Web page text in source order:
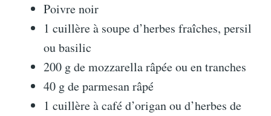
Poivre noir
1 cuillère à soupe d’herbes fraîches, persil
ou basilic
200 g de mozzarella râpée ou en tranches
40 g de parmesan râpé
1 cuillère à café d’origan ou d’herbes de